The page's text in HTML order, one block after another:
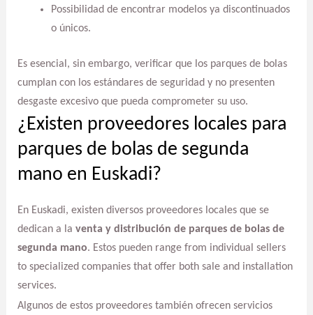
Possibilidad de encontrar modelos ya discontinuados
o únicos.
Es esencial, sin embargo, verificar que los parques de bolas
cumplan con los estándares de seguridad y no presenten
desgaste excesivo que pueda comprometer su uso.
¿Existen proveedores locales para
parques de bolas de segunda
mano en Euskadi?
En Euskadi, existen diversos proveedores locales que se
dedican a la venta y distribución de parques de bolas de
segunda mano. Estos pueden range from individual sellers
to specialized companies that offer both sale and installation
services.
Algunos de estos proveedores también ofrecen servicios